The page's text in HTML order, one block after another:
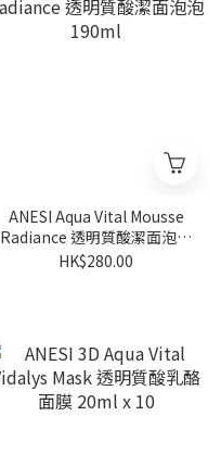
ANESI Aqua Vital Mousse
Radiance 透明質酸潔面泡泡
190ml
HK$280.00